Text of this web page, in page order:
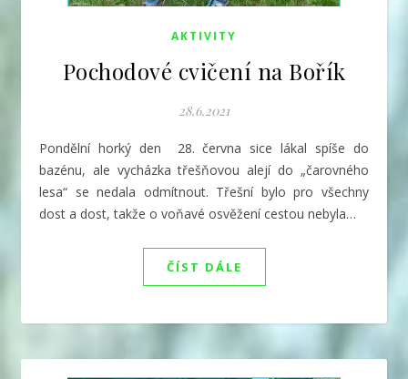
AKTIVITY
Pochodové cvičení na Bořík
28.6.2021
Pondělní horký den 28. června sice lákal spíše do
bazénu, ale vycházka třešňovou alejí do „čarovného
lesa“ se nedala odmítnout. Třešní bylo pro všechny
dost a dost, takže o voňavé osvěžení cestou nebyla…
ČÍST DÁLE